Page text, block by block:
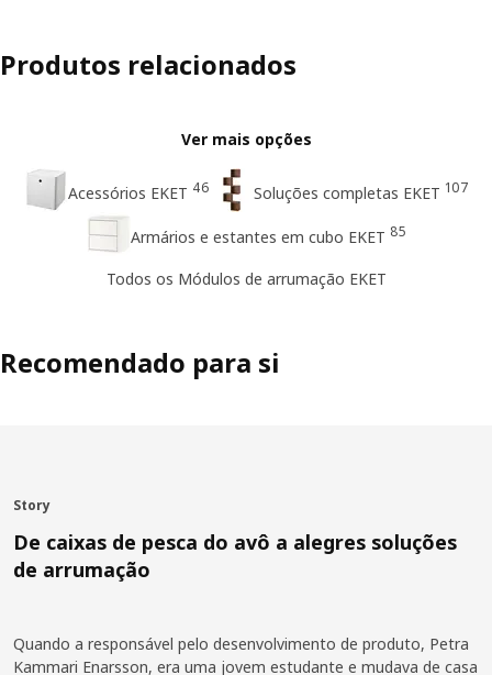
Produtos relacionados
Ver mais opções
Acessórios EKET 46 Soluções completas EKET 107
Armários e estantes em cubo EKET 85
Todos os Módulos de arrumação EKET
Recomendado para si
Story
De caixas de pesca do avô a alegres soluções
de arrumação
Quando a responsável pelo desenvolvimento de produto, Petra
Kammari Enarsson, era uma jovem estudante e mudava de casa